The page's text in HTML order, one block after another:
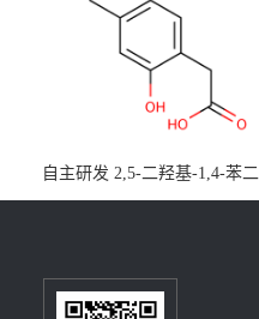
装，实验室现货直发
自主研发 2,5-二羟基-1,4-苯二
乙酸CAS号5488-16-4；公斤
百公斤级可供应